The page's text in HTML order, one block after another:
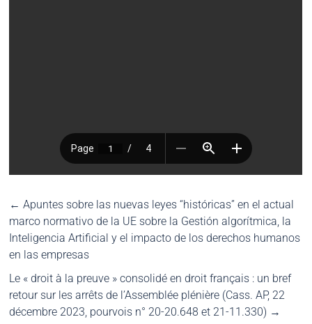
← Apuntes sobre las nuevas leyes “históricas” en el actual
marco normativo de la UE sobre la Gestión algorítmica, la
Inteligencia Artificial y el impacto de los derechos humanos
en las empresas
Le « droit à la preuve » consolidé en droit français : un bref
retour sur les arrêts de l’Assemblée plénière (Cass. AP, 22
décembre 2023, pourvois n° 20-20.648 et 21-11.330) →